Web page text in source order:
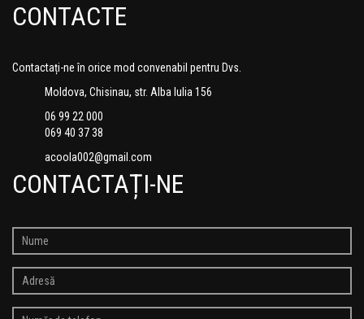
CONTACTE
Contactați-ne în orice mod convenabil pentru Dvs.
Moldova, Chisinau, str. Alba Iulia 156
06 99 22 000
069 40 37 38
acoola002@gmail.com
CONTACTAȚI-NE